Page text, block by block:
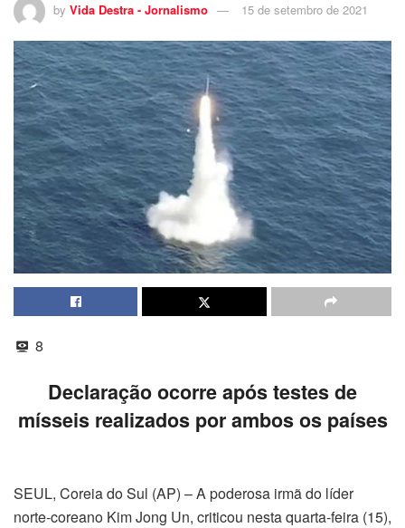
by Vida Destra - Jornalismo 15 de setembro de 2021
8
Declaração ocorre após testes de
mísseis realizados por ambos os países
SEUL, Coreia do Sul (AP) – A poderosa irmã do líder
norte-coreano Kim Jong Un, criticou nesta quarta-feira (15),